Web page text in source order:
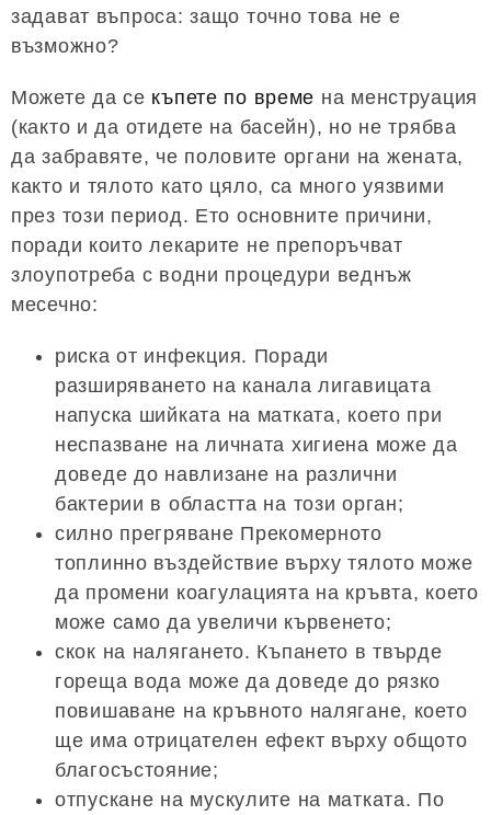
задават въпроса: защо точно това не е
възможно?
Можете да се къпете по време на менструация
(както и да отидете на басейн), но не трябва
да забравяте, че половите органи на жената,
както и тялото като цяло, са много уязвими
през този период. Ето основните причини,
поради които лекарите не препоръчват
злоупотреба с водни процедури веднъж
месечно:
риска от инфекция. Поради
разширяването на канала лигавицата
напуска шийката на матката, което при
неспазване на личната хигиена може да
доведе до навлизане на различни
бактерии в областта на този орган;
силно прегряване Прекомерното
топлинно въздействие върху тялото може
да промени коагулацията на кръвта, което
може само да увеличи кървенето;
скок на налягането. Къпането в твърде
гореща вода може да доведе до рязко
повишаване на кръвното налягане, което
ще има отрицателен ефект върху общото
благосъстояние;
отпускане на мускулите на матката. По